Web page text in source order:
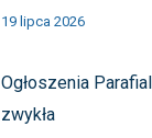
19 lipca 2026
Ogłoszenia
zwykła